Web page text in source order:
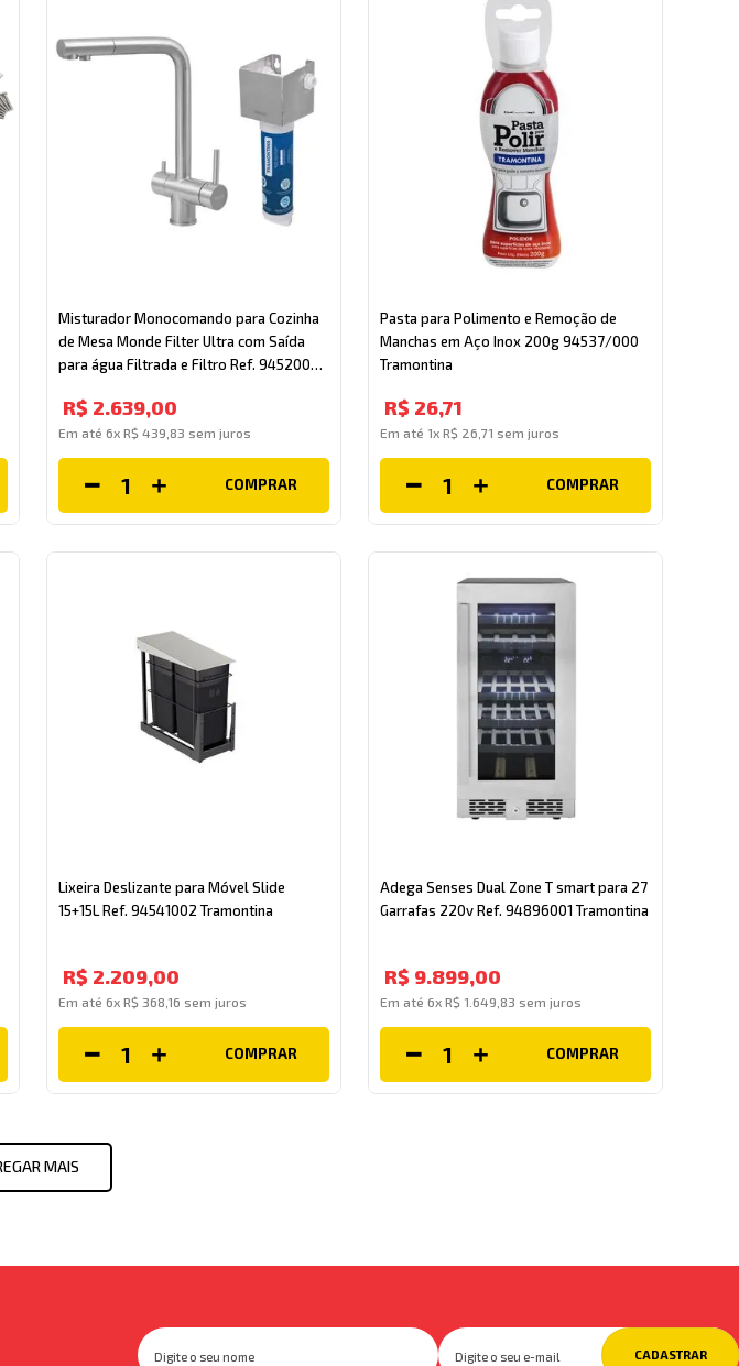
Misturador Monocomando para Cozinha
de Mesa Monde Filter Ultra com Saída
para água Filtrada e Filtro Ref. 94520036
R$ 2.639,00
Em até 6x R$ 439 83 sem juros
COMPRAR
Pasta para Polimento e Remoção de
Manchas em Aço Inox 200g 94537/000
Tramontina
R$ 26,71
Em até 1x R$ 26 71 sem juros
COMPRAR
Lixeira Deslizante para Móvel Slide
15+15L Ref. 94541002 Tramontina
R$ 2.209,00
Em até 6x R$ 368 16 sem juros
COMPRAR
Adega Senses Dual Zone T smart para 27
Garrafas 220v Ref. 94896001 Tramontina
R$ 9.899,00
Em até 6x R$ 1 649 83 sem juros
COMPRAR
CADASTRAR